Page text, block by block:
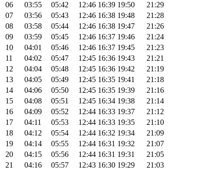
06
03:55 05:42 12:46 16:39 19:50
21:29
07
03:56 05:43 12:46 16:38 19:48
21:28
08
03:58 05:44 12:46 16:38 19:47
21:26
09
03:59 05:45 12:46 16:37 19:46
21:24
10
04:01 05:46 12:46 16:37 19:45
21:23
11
04:02 05:47 12:45 16:36 19:43
21:21
12
04:04 05:48 12:45 16:36 19:42
21:19
13
04:05 05:49 12:45 16:35 19:41
21:18
14
04:06 05:50 12:45 16:35 19:39
21:16
15
04:08 05:51 12:45 16:34 19:38
21:14
16
04:09 05:52 12:44 16:33 19:37
21:12
17
04:11 05:53 12:44 16:33 19:35
21:10
18
04:12 05:54 12:44 16:32 19:34
21:09
19
04:14 05:55 12:44 16:31 19:32
21:07
20
04:15 05:56 12:44 16:31 19:31
21:05
21
04:16 05:57 12:43 16:30 19:29
21:03